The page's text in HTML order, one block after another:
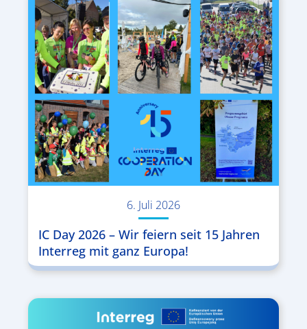
6. Juli 2026
IC Day 2026 – Wir feiern seit 15 Jahren
Interreg mit ganz Europa!